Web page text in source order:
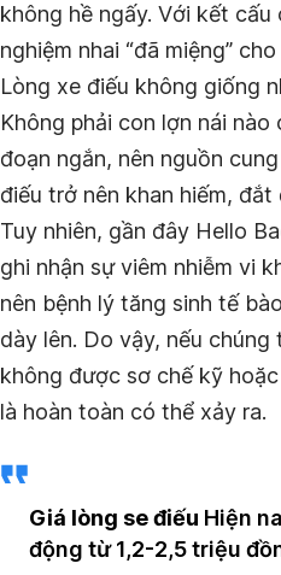
không hề ngấy. Với kết
nghiệm nhai “đã miệng”
Lòng xe điếu không giống
Không phải con lợn nái
đoạn ngắn, nên nguồn
điếu trở nên khan hiếm, đắt
Tuy nhiên, gần đây Hello
ghi nhận sự viêm nhiễm vi
nên bệnh lý tăng sinh tế
dày lên. Do vậy, nếu
không được sơ chế kỹ
là hoàn toàn có thể xảy ra.
Giá lòng se điếu Hiện
động từ 1,2-2,5 triệu